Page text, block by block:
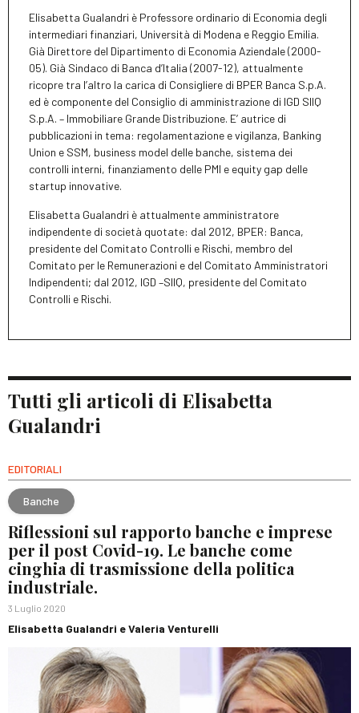
Elisabetta Gualandri è Professore ordinario di Economia degli
intermediari finanziari, Università di Modena e Reggio Emilia.
Già Direttore del Dipartimento di Economia Aziendale (2000-
05). Già Sindaco di Banca d’Italia (2007-12), attualmente
ricopre tra l’altro la carica di Consigliere di BPER Banca S.p.A.
ed è componente del Consiglio di amministrazione di IGD SIIQ
S.p.A. – Immobiliare Grande Distribuzione. E’ autrice di
pubblicazioni in tema: regolamentazione e vigilanza, Banking
Union e SSM, business model delle banche, sistema dei
controlli interni, finanziamento delle PMI e equity gap delle
startup innovative.
Elisabetta Gualandri è attualmente amministratore
indipendente di società quotate: dal 2012, BPER: Banca,
presidente del Comitato Controlli e Rischi, membro del
Comitato per le Remunerazioni e del Comitato Amministratori
Indipendenti; dal 2012, IGD –SIIQ, presidente del Comitato
Controlli e Rischi.
Tutti gli articoli di Elisabetta
Gualandri
EDITORIALI
Banche
Riflessioni sul rapporto banche e imprese
per il post Covid-19. Le banche come
cinghia di trasmissione della politica
industriale.
3 Luglio 2020
Elisabetta Gualandri e Valeria Venturelli